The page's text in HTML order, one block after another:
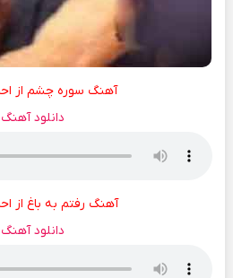
آهنگ سوره چشم از
دانلود آهنگ
آهنگ رفتم به باغ از
دانلود آهنگ